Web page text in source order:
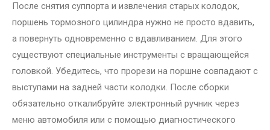
После снятия суппорта и извлечения старых колодок,
поршень тормозного цилиндра нужно не просто вдавить,
а повернуть одновременно с вдавливанием. Для этого
существуют специальные инструменты с вращающейся
головкой. Убедитесь, что прорези на поршне совпадают с
выступами на задней части колодки. После сборки
обязательно откалибруйте электронный ручник через
меню автомобиля или с помощью диагностического